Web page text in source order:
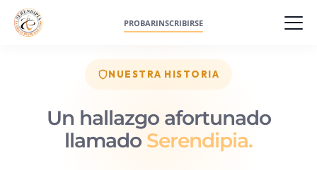
PROBARINSCRIBIRSE
NUESTRA HISTORIA
Un hallazgo afortunado
llamado Serendipia.